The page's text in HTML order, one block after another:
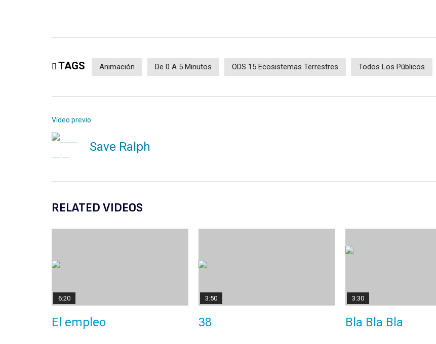
TAGS Animación De 0 A 5 Minutos ODS 15 Ecosistemas Terrestres Todos Los Públicos
Vídeo previo
Save Ralph
RELATED VIDEOS
6:20
El empleo
3:50
38
3:30
Bla Bla Bla